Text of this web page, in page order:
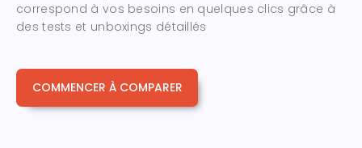
correspond à vos besoins en quelques clics grâce à
des tests et unboxings détaillés
COMMENCER À COMPARER